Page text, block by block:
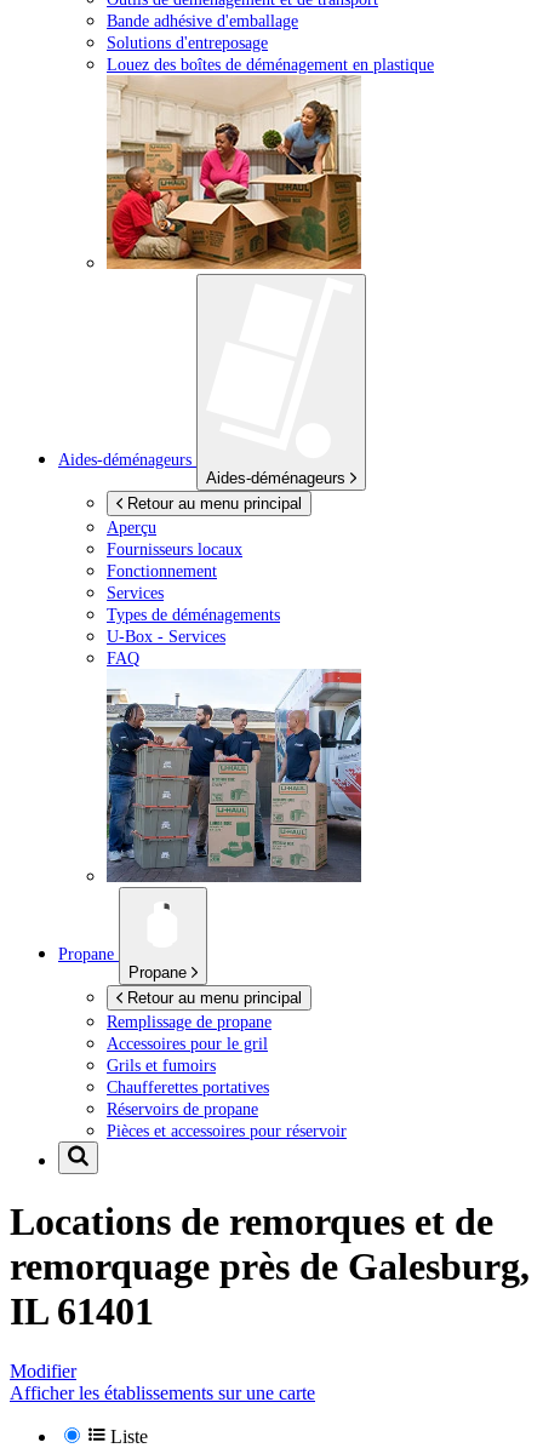
Bande adhésive d'emballage
Solutions d'entreposage
Louez des boîtes de déménagement en plastique
Aides-déménageurs
Aides-déménageurs
Retour au menu principal
Aperçu
Fournisseurs locaux
Fonctionnement
Services
Types de déménagements
U-Box - Services
FAQ
Propane
Propane
Retour au menu principal
Remplissage de propane
Accessoires pour le gril
Grils et fumoirs
Chaufferettes portatives
Réservoirs de propane
Pièces et accessoires pour réservoir
Locations de remorques et de
remorquage près de Galesburg,
IL 61401
Modifier
Afficher les établissements sur une carte
Liste